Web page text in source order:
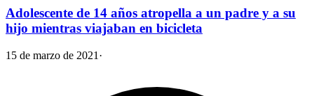
Adolescente de 14 años atropella a un padre y a su
hijo mientras viajaban en bicicleta
15 de marzo de 2021 ·